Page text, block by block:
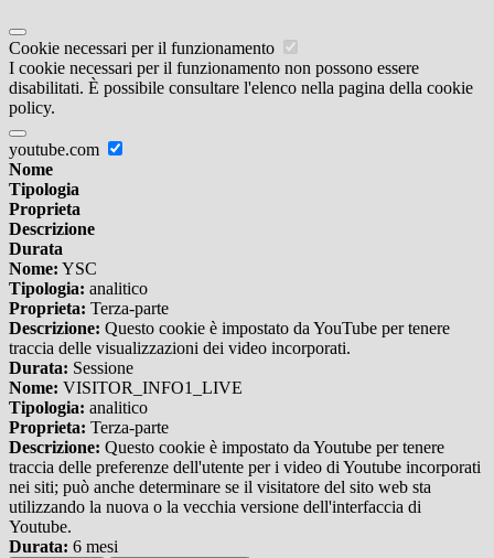
Cookie necessari per il funzionamento
I cookie necessari per il funzionamento non possono essere
disabilitati. È possibile consultare l'elenco nella pagina della cookie
policy.
youtube.com
Nome
Tipologia
Proprieta
Descrizione
Durata
Nome: YSC
Tipologia: analitico
Proprieta: Terza-parte
Descrizione: Questo cookie è impostato da YouTube per tenere
traccia delle visualizzazioni dei video incorporati.
Durata: Sessione
Nome: VISITOR_INFO1_LIVE
Tipologia: analitico
Proprieta: Terza-parte
Descrizione: Questo cookie è impostato da Youtube per tenere
traccia delle preferenze dell'utente per i video di Youtube incorporati
nei siti; può anche determinare se il visitatore del sito web sta
utilizzando la nuova o la vecchia versione dell'interfaccia di
Youtube.
Durata: 6 mesi